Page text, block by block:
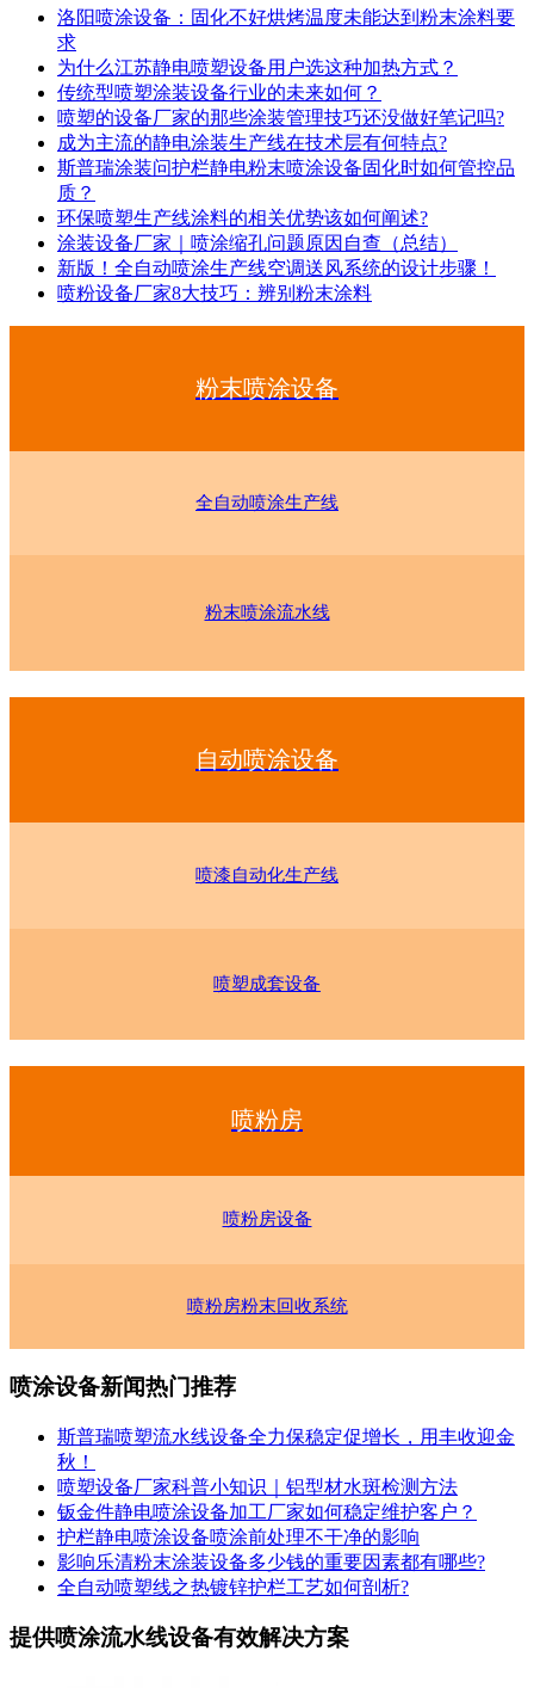
洛阳喷涂设备：固化不好烘烤温度未能达到粉末涂料要
求
为什么江苏静电喷塑设备用户选这种加热方式？
传统型喷塑涂装设备行业的未来如何？
喷塑的设备厂家的那些涂装管理技巧还没做好笔记吗?
成为主流的静电涂装生产线在技术层有何特点?
斯普瑞涂装问护栏静电粉末喷涂设备固化时如何管控品
质？
环保喷塑生产线涂料的相关优势该如何阐述?
涂装设备厂家｜喷涂缩孔问题原因自查（总结）
新版！全自动喷涂生产线空调送风系统的设计步骤！
喷粉设备厂家8大技巧：辨别粉末涂料
粉末喷涂设备
全自动喷涂生产线
粉末喷涂流水线
自动喷涂设备
喷漆自动化生产线
喷塑成套设备
喷粉房
喷粉房设备
喷粉房粉末回收系统
喷涂设备新闻热门推荐
斯普瑞喷塑流水线设备全力保稳定促增长，用丰收迎金
秋！
喷塑设备厂家科普小知识｜铝型材水斑检测方法
钣金件静电喷涂设备加工厂家如何稳定维护客户？
护栏静电喷涂设备喷涂前处理不干净的影响
影响乐清粉末涂装设备多少钱的重要因素都有哪些?
全自动喷塑线之热镀锌护栏工艺如何剖析?
提供喷涂流水线设备有效解决方案